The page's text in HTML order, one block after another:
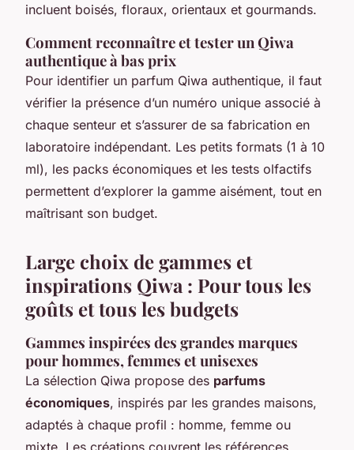
incluent boisés, floraux, orientaux et gourmands.
Comment reconnaître et tester un Qiwa
authentique à bas prix
Pour identifier un parfum Qiwa authentique, il faut
vérifier la présence d’un numéro unique associé à
chaque senteur et s’assurer de sa fabrication en
laboratoire indépendant. Les petits formats (1 à 10
ml), les packs économiques et les tests olfactifs
permettent d’explorer la gamme aisément, tout en
maîtrisant son budget.
Large choix de gammes et
inspirations Qiwa : Pour tous les
goûts et tous les budgets
Gammes inspirées des grandes marques
pour hommes, femmes et unisexes
La sélection Qiwa propose des parfums
économiques, inspirés par les grandes maisons,
adaptés à chaque profil : homme, femme ou
mixte. Les créations couvrent les références